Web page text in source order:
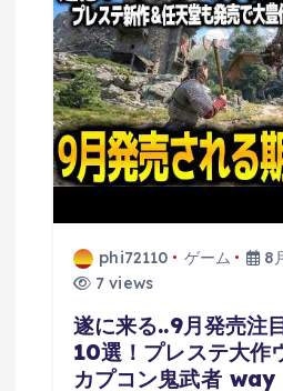
phi72110 ゲーム
8
7 views
遂に来る..9月発売注
10選！プレステ大作
カプコン鬼武者